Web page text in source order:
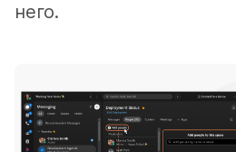
него.